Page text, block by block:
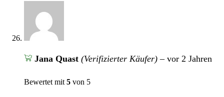
Jana Quast (Verifizierter Käufer) – vor 2 Jahren
Bewertet mit 5 von 5